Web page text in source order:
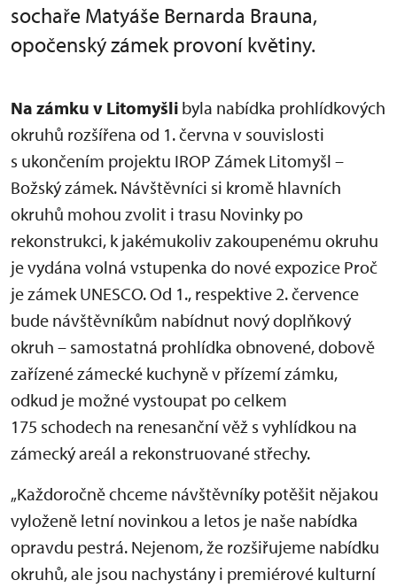
sochaře Matyáše Bernarda Brauna,
opočenský zámek provoní květiny.
Na zámku v Litomyšli byla nabídka prohlídkových
okruhů rozšířena od 1. června v souvislosti
s ukončením projektu IROP Zámek Litomyšl –
Božský zámek. Návštěvníci si kromě hlavních
okruhů mohou zvolit i trasu Novinky po
rekonstrukci, k jakémukoliv zakoupenému okruhu
je vydána volná vstupenka do nové expozice Proč
je zámek UNESCO. Od 1., respektive 2. července
bude návštěvníkům nabídnut nový doplňkový
okruh – samostatná prohlídka obnovené, dobově
zařízené zámecké kuchyně v přízemí zámku,
odkud je možné vystoupat po celkem
175 schodech na renesanční věž s vyhlídkou na
zámecký areál a rekonstruované střechy.
„Každoročně chceme návštěvníky potěšit nějakou
vyloženě letní novinkou a letos je naše nabídka
opravdu pestrá. Nejenom, že rozšiřujeme nabídku
okruhů, ale jsou nachystány i premiérové kulturní